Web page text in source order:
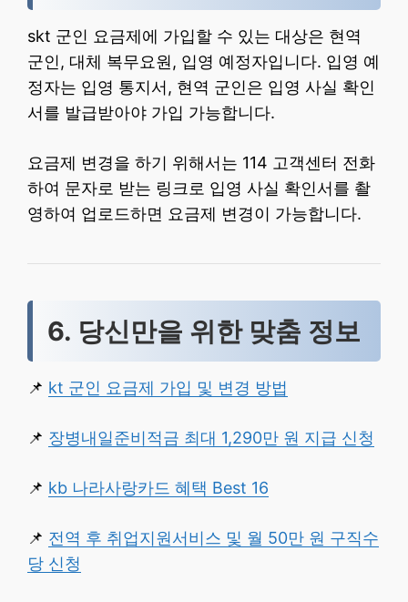
skt 군인 요금제에 가입할 수 있는 대상은 현역
군인, 대체 복무요원, 입영 예정자입니다. 입영 예
정자는 입영 통지서, 현역 군인은 입영 사실 확인
서를 발급받아야 가입 가능합니다.
요금제 변경을 하기 위해서는 114 고객센터 전화
하여 문자로 받는 링크로 입영 사실 확인서를 촬
영하여 업로드하면 요금제 변경이 가능합니다.
6. 당신만을 위한 맞춤 정보
📌 kt 군인 요금제 가입 및 변경 방법
📌 장병내일준비적금 최대 1,290만 원 지급 신청
📌 kb 나라사랑카드 혜택 Best 16
📌 전역 후 취업지원서비스 및 월 50만 원 구직수
당 신청